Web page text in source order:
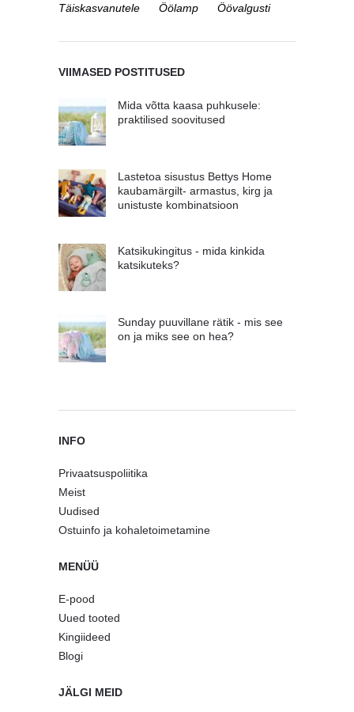
Täiskasvanutele
Öölamp Öövalgusti
VIIMASED POSTITUSED
Mida võtta kaasa puhkusele:
praktilised soovitused
Lastetoa sisustus Bettys Home
kaubamärgilt- armastus, kirg ja
unistuste kombinatsioon
Katsikukingitus - mida kinkida
katsikuteks?
Sunday puuvillane rätik - mis see
on ja miks see on hea?
INFO
Privaatsuspoliitika
Meist
Uudised
Ostuinfo ja kohaletoimetamine
MENÜÜ
E-pood
Uued tooted
Kingiideed
Blogi
JÄLGI MEID